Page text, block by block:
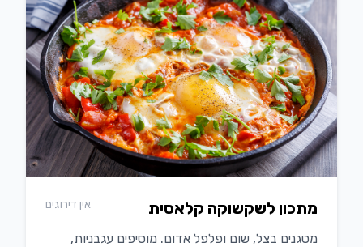
מתכון לשקשוקה קלאסית אין דירוגים
מטגנים בצל, שום ופלפל אדום. מוסיפים עגבניות,